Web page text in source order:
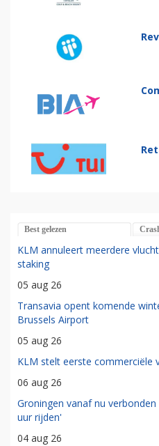
Best gelezen
KLM annuleert meerdere
staking
05 aug 26
Transavia opent komende
Brussels Airport
05 aug 26
KLM stelt eerste commerciële
06 aug 26
Groningen vanaf nu
uur rijden'
04 aug 26